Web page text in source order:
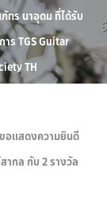
ทร นาอุดม ที่ได้รับ
ร TGS Guitar
TH
อแสดงความยินดี
ากล กับ 2 รางวัล